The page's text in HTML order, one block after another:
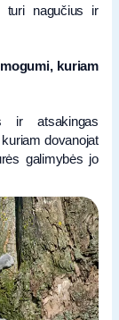
turi nagučius ir
kuriam
ir atsakingas
dovanojat
galimybės jo